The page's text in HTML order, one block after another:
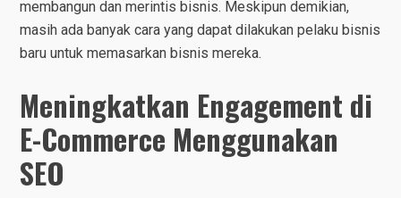
membangun dan merintis bisnis. Meskipun demikian,
masih ada banyak cara yang dapat dilakukan pelaku bisnis
baru untuk memasarkan bisnis mereka.
Meningkatkan Engagement di
E-Commerce Menggunakan
SEO